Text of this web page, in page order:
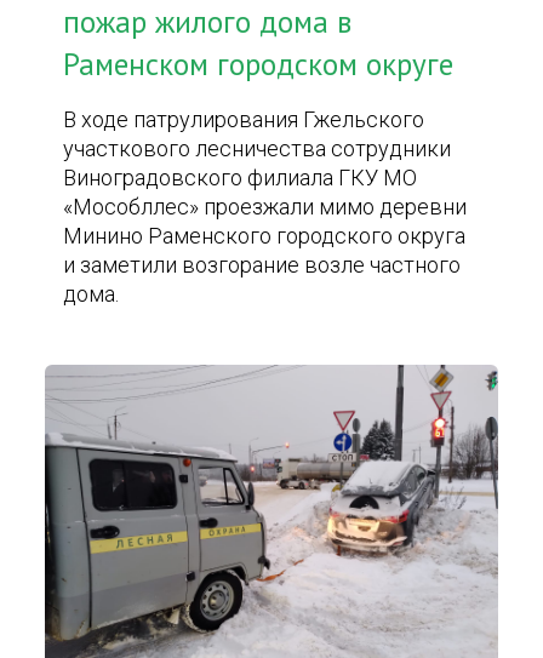
пожар жилого дома в
Раменском городском округе
В ходе патрулирования Гжельского
участкового лесничества сотрудники
Виноградовского филиала ГКУ МО
«Мособллес» проезжали мимо деревни
Минино Раменского городского округа
и заметили возгорание возле частного
дома.